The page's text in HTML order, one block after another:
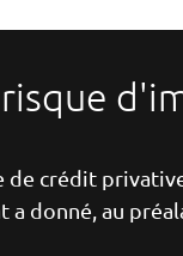
crédit
a donné, au